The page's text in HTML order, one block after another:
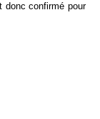
donc confirmé pour